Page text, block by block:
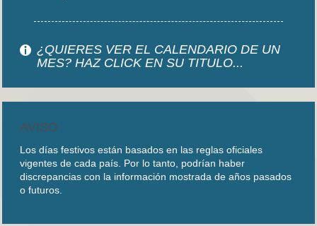
¿QUIERES VER EL CALENDARIO DE UN
MES? HAZ CLICK EN SU TITULO...
AVISO
Los días festivos están basados en las reglas oficiales
vigentes de cada país. Por lo tanto, podrían haber
discrepancias con la información mostrada de años pasados
o futuros.